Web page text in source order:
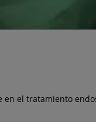
el tratamiento